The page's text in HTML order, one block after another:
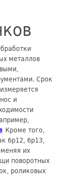
металлов
Срок
и
. Кроме того,
6р12, 6р13,
их
поворотных
роликовых